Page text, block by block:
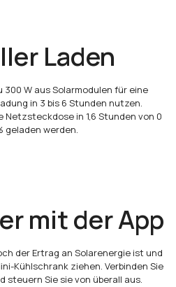
Laden
300 W aus Solarmodulen für eine
in 3 bis 6 Stunden nutzen.
Netzsteckdose in 1,6 Stunden von 0
geladen werden.
mit der App
der Ertrag an Solarenergie ist und
Kühlschrank ziehen. Verbinden Sie
steuern Sie sie von überall aus.